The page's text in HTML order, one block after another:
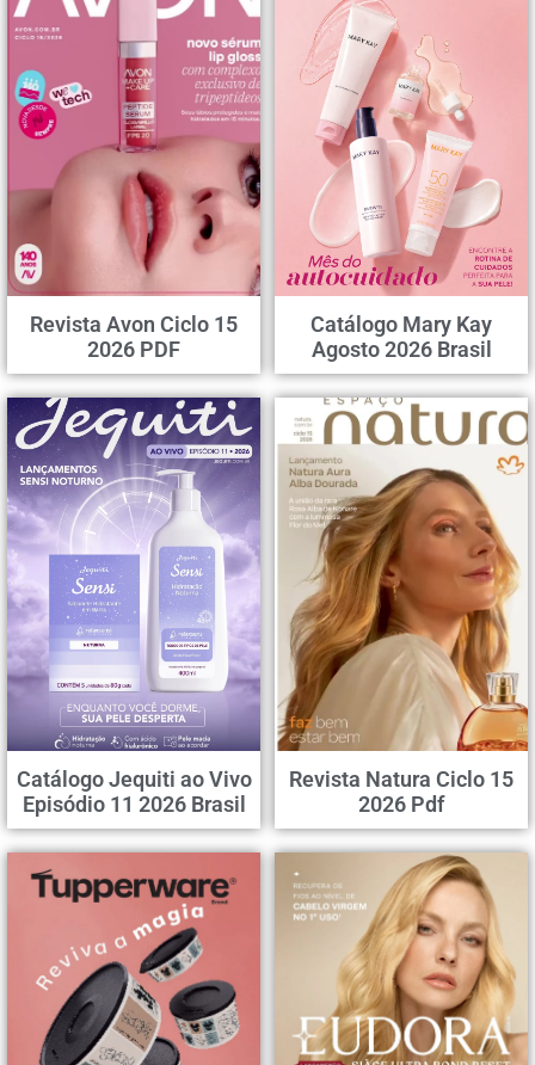
Revista Avon Ciclo 15
2026 PDF
Catálogo Mary Kay
Agosto 2026 Brasil
Catálogo Jequiti ao Vivo
Episódio 11 2026 Brasil
Revista Natura Ciclo 15
2026 Pdf